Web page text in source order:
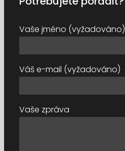
Vaše jméno (vyžadováno)
Váš e-mail (vyžadováno)
Vaše zpráva